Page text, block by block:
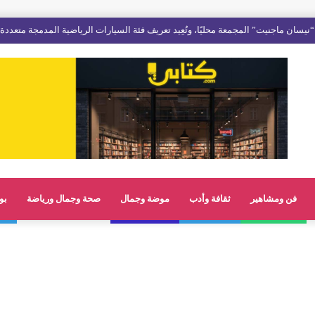
فن ومشاهير ثقافة وأدب موضة وجمال صحة وجمال ورياضة